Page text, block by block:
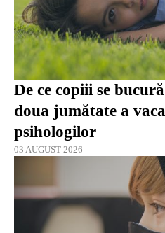
De ce copiii se
doua jumătate a
psihologilor
03 AUGUST 2026